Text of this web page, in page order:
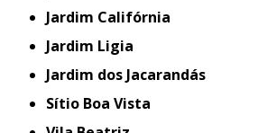
Jardim Califórnia
Jardim Ligia
Jardim dos Jacarandás
Sítio Boa Vista